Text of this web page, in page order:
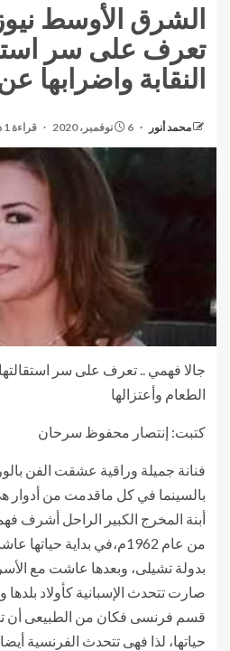
الشرق الأوسط
تعرف على سر
النقابة واضرابها
محمد أنور 6 نوفمبر، 2020 قراءة 1 دقيقة
جالا فهمي .. تعرف على سر
الطعام وأعتزالها
كتبت: إنتصار محفوظ سرحان
فنانة جميلة وراقية عشقت الفن
بالسينما في كل ماقدمت من أدوار
من عام 1962م،في بداية
بدولة تشيلى، وبعدها عاشت مع
صارت تتحدث الإسبانية كأولاد بلدها
قسم فرنسى فكان من الطبيعى أن
حياتها، لذا فهى تتحدث الفرنسية